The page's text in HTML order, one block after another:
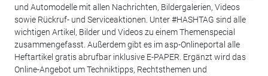
und Automodelle mit allen Nachrichten, Bildergalerien, Videos
sowie Rückruf- und Serviceaktionen. Unter #HASHTAG sind alle
wichtigen Artikel, Bilder und Videos zu einem Themenspecial
zusammengefasst. Außerdem gibt es im asp-Onlineportal alle
Heftartikel gratis abrufbar inklusive E-PAPER. Ergänzt wird das
Online-Angebot um Techniktipps, Rechtsthemen und